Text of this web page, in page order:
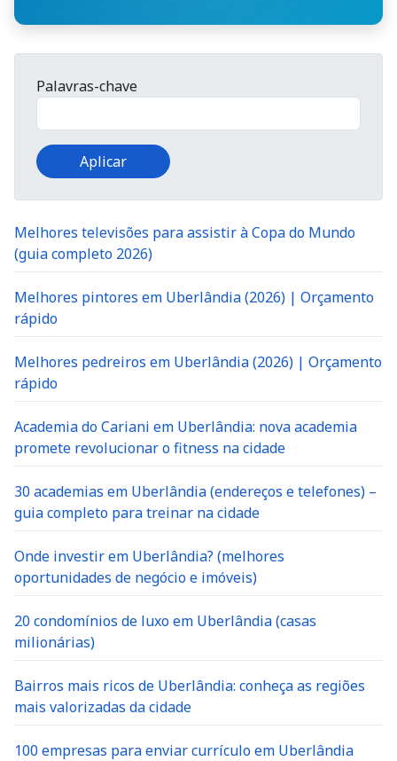
Palavras-chave
Melhores televisões para assistir à Copa do Mundo
(guia completo 2026)
Melhores pintores em Uberlândia (2026) | Orçamento
rápido
Melhores pedreiros em Uberlândia (2026) | Orçamento
rápido
Academia do Cariani em Uberlândia: nova academia
promete revolucionar o fitness na cidade
30 academias em Uberlândia (endereços e telefones) –
guia completo para treinar na cidade
Onde investir em Uberlândia? (melhores
oportunidades de negócio e imóveis)
20 condomínios de luxo em Uberlândia (casas
milionárias)
Bairros mais ricos de Uberlândia: conheça as regiões
mais valorizadas da cidade
100 empresas para enviar currículo em Uberlândia